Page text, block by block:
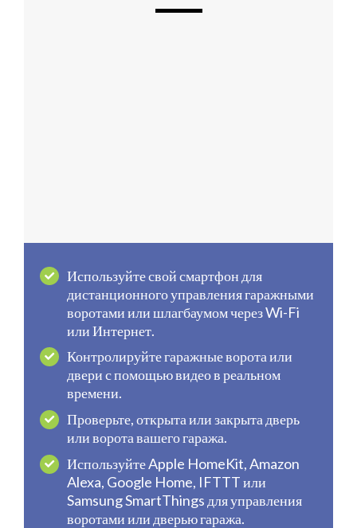
Используйте свой смартфон для
дистанционного управления гаражными
воротами или шлагбаумом через Wi-Fi
или Интернет.
Контролируйте гаражные ворота или
двери с помощью видео в реальном
времени.
Проверьте, открыта или закрыта дверь
или ворота вашего гаража.
Используйте Apple HomeKit, Amazon
Alexa, Google Home, IFTTT или
Samsung SmartThings для управления
воротами или дверью гаража.